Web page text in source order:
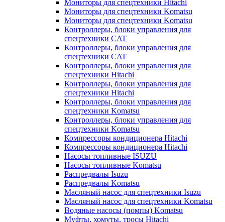
Мониторы для спецтехники Hitachi
Мониторы для спецтехники Komatsu
Мониторы для спецтехники Komatsu
Контроллеры, блоки управления для
спецтехники CAT
Контроллеры, блоки управления для
спецтехники CAT
Контроллеры, блоки управления для
спецтехники Hitachi
Контроллеры, блоки управления для
спецтехники Hitachi
Контроллеры, блоки управления для
спецтехники Komatsu
Контроллеры, блоки управления для
спецтехники Komatsu
Компрессоры кондиционера Hitachi
Компрессоры кондиционера Hitachi
Насосы топливные ISUZU
Насосы топливные Komatsu
Распредвалы Isuzu
Распредвалы Komatsu
Масляный насос для спецтехники Isuzu
Масляный насос для спецтехники Komatsu
Водяные насосы (помпы) Komatsu
Муфты, хомуты, тросы Hitachi